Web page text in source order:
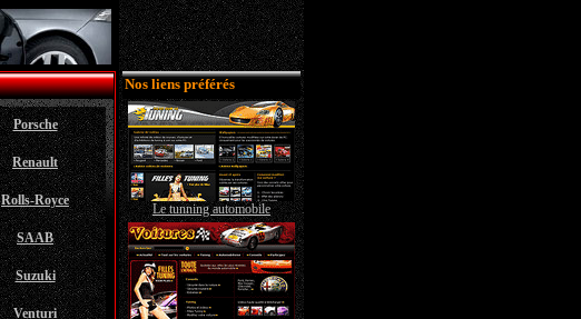
Porsche
Renault
Rolls-Royce
SAAB
Suzuki
Venturi
Nos liens préférés
Le tunning automobile